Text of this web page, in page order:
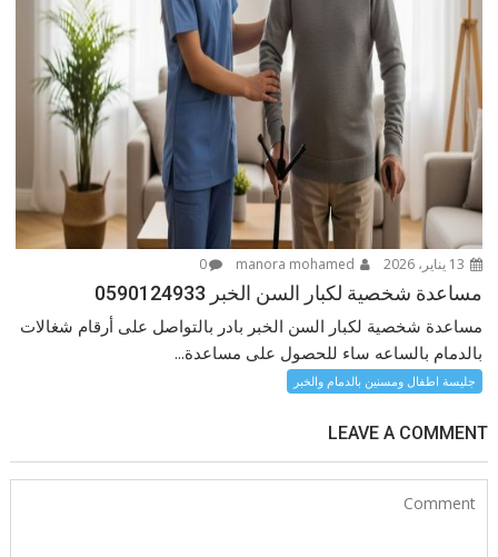
0
مساعدة شخصية لكبار السن الخبر 0590124933
مساعدة شخصية لكبار السن الخبر بادر بالتواصل على أرقام شغالات
بالدمام بالساعه ساء للحصول على مساعدة...
جليسة اطفال ومسنين بالدمام والخبر
LEAVE A COMMENT